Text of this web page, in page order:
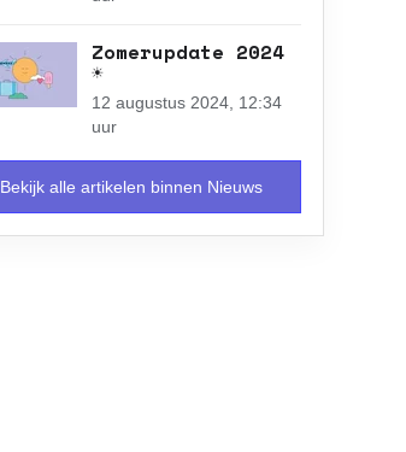
Zomerupdate 2024
☀️
12 augustus 2024, 12:34
uur
Bekijk alle artikelen binnen Nieuws